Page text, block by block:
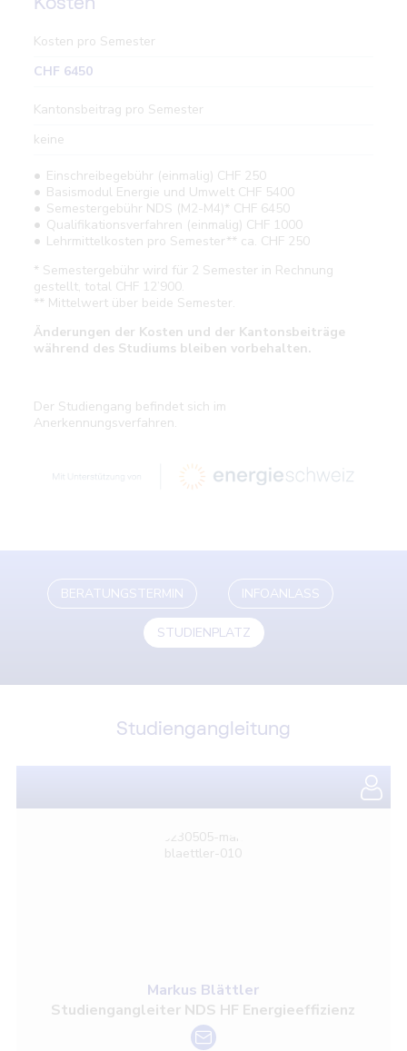
Kosten pro Semester
CHF 6450
Kantonsbeitrag pro Semester
keine
Einschreibegebühr (einmalig) CHF 250
Basismodul Energie und Umwelt CHF 5400
Semestergebühr NDS (M2-M4)* CHF 6450
Qualifikationsverfahren (einmalig) CHF 1000
Lehrmittelkosten pro Semester** ca. CHF 250
* Semestergebühr wird für 2 Semester in Rechnung
gestellt, total CHF 12’900.
** Mittelwert über beide Semester.
Änderungen der Kosten und der Kantonsbeiträge
während des Studiums bleiben vorbehalten.
Der Studiengang befindet sich im
Anerkennungsverfahren.
BERATUNGSTERMIN INFOANLASS
STUDIENPLATZ
Studiengangleitung
Markus Blättler
Studiengangleiter NDS HF Energieeffizienz